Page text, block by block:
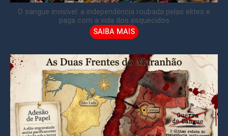
O sangue invisível: a independência roubada pelas elites e
paga com a vida dos esquecidos
SAIBA MAIS